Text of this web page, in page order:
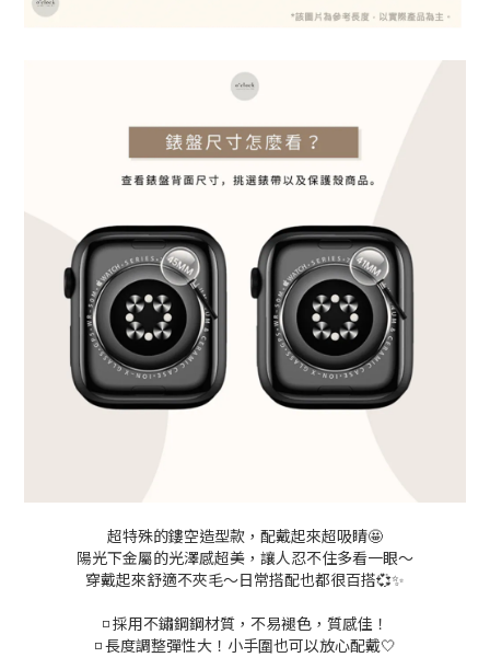
超特殊的鏤空造型款，配戴起來超吸睛🤩
陽光下金屬的光澤感超美，讓人忍不住多看一眼～
穿戴起來舒適不夾毛～日常搭配也都很百搭💞✨
◽️ 採用不鏽鋼鋼材質，不易褪色，質感佳！
◽️ 長度調整彈性大！小手圍也可以放心配戴🤍